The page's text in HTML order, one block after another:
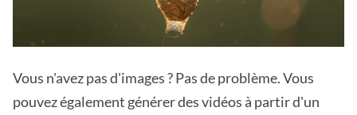
Vous n'avez pas d'images ? Pas de problème. Vous
pouvez également générer des vidéos à partir d'un